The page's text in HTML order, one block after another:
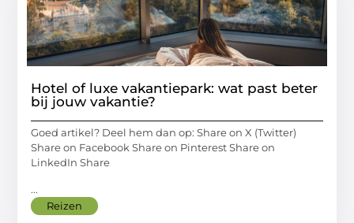
Hotel of luxe vakantiepark: wat past beter
bij jouw vakantie?
Goed artikel? Deel hem dan op: Share on X (Twitter)
Share on Facebook Share on Pinterest Share on
LinkedIn Share
...
Reizen